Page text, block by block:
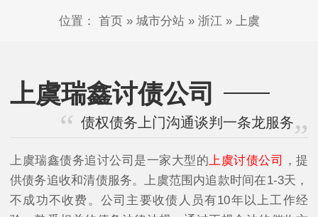
位置： 首页» 城市分站» 浙江» 上虞
上虞瑞鑫讨债公司
债权债务上门沟通谈判一条龙服务
上虞瑞鑫债务追讨公司是一家大型的 上虞讨债公司
，提
供债务追收和清债服务。上虞范围内追款时间在1-3天，
不成功不收费。公司主要收债人员有10年以上工作经